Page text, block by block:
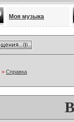
Моя музыка
> Справка